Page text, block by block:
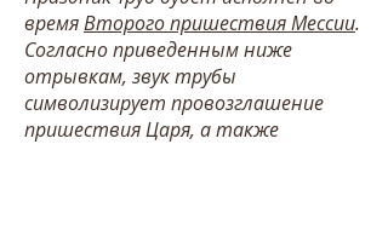
времяВторого пришествия Мессии.
Согласно приведенным ниже
отрывкам, звук трубы
символизирует провозглашение
пришествия Царя, а также